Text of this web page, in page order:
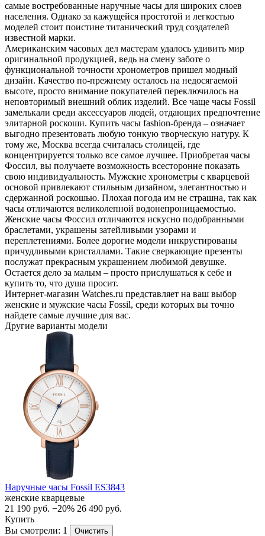
самые востребованные наручные часы для широких слоев
населения. Однако за кажущейся простотой и легкостью
моделей стоит поистине титанический труд создателей
известной марки.
Американским часовых дел мастерам удалось удивить мир
оригинальной продукцией, ведь на смену заботе о
функциональной точности хронометров пришел модный
дизайн. Качество по-прежнему осталось на недосягаемой
высоте, просто внимание покупателей переключилось на
неповторимый внешний облик изделий. Все чаще часы Fossil
замелькали среди аксессуаров людей, отдающих предпочтение
элитарной роскоши. Купить часы fashion-бренда – означает
выгодно презентовать любую тонкую творческую натуру. К
тому же, Москва всегда считалась столицей, где
концентрируется только все самое лучшее. Приобретая часы
Фоссил, вы получаете возможность всесторонне показать
свою индивидуальность. Мужские хронометры с кварцевой
основой привлекают стильным дизайном, элегантностью и
сдержанной роскошью. Плохая погода им не страшна, так как
часы отличаются великолепной водонепроницаемостью.
Женские часы Фоссил отличаются искусно подобранными
браслетами, украшены затейливыми узорами и
переплетениями. Более дорогие модели инкрустированы
причудливыми кристаллами. Такие сверкающие презенты
послужат прекрасным украшением любимой девушке.
Остается дело за малым – просто прислушаться к себе и
купить то, что душа просит.
Интернет-магазин Watches.ru представляет на ваш выбор
женские и мужские часы Fossil, среди которых вы точно
найдете самые лучшие для вас.
Другие варианты модели
Наручные часы Fossil ES3843
женские кварцевые
21 190 руб. −20% 26 490 руб.
Купить
Вы смотрели: 1
Очистить